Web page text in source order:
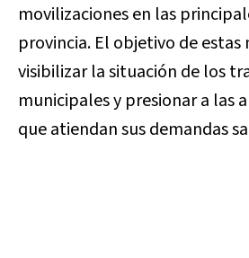
movilizaciones en las
provincia. El objetivo de estas
visibilizar la situación de los
municipales y presionar a las
que atiendan sus demandas